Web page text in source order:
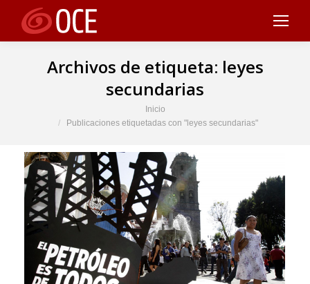
Archivos de etiqueta: leyes
secundarias
Inicio
Publicaciones etiquetadas con "leyes secundarias"